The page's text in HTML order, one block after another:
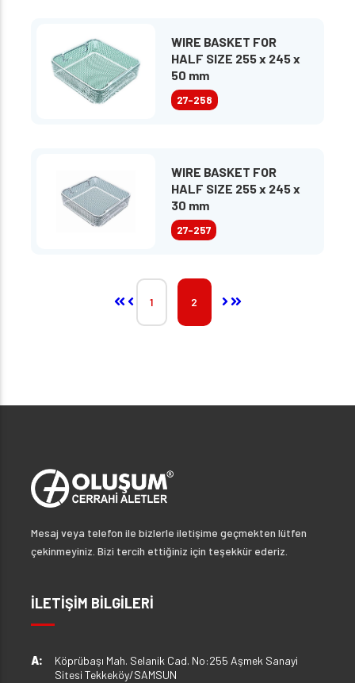
WIRE BASKET FOR
HALF SIZE 255 x 245 x
50 mm
27-258
WIRE BASKET FOR
HALF SIZE 255 x 245 x
30 mm
27-257
1 2
Mesaj veya telefon ile bizlerle iletişime geçmekten lütfen
çekinmeyiniz. Bizi tercih ettiğiniz için teşekkür ederiz.
İLETİŞİM BİLGİLERİ
A:
Köprübaşı Mah. Selanik Cad. No:255 Aşmek Sanayi
Sitesi Tekkeköy/SAMSUN